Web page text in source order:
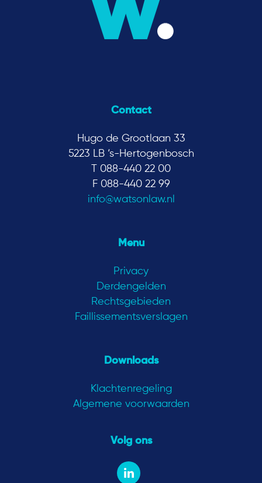
Contact
Hugo de Grootlaan 33
5223 LB ‘s-Hertogenbosch
T 088-440 22 00
F 088-440 22 99
info@watsonlaw.nl
Menu
Privacy
Derdengelden
Rechtsgebieden
Faillissementsverslagen
Downloads
Klachtenregeling
Algemene voorwaarden
Volg ons